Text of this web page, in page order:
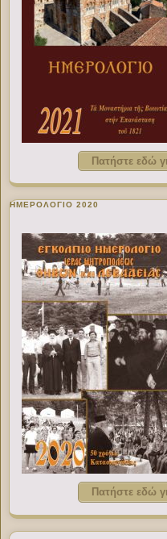
Πατήστε εδώ
ΗΜΕΡΟΛΟΓΙΟ 2020
Πατήστε εδώ